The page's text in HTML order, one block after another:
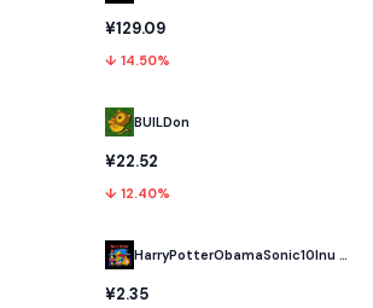
¥129.09
↓ 14.50%
BUILDon
¥22.52
↓ 12.40%
HarryPotterObamaSonic10Inu (ETH)
¥2.35